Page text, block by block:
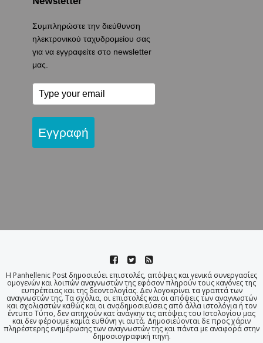
Συμπληρώστε την διεύθυνση
ηλεκτρονικού ταχυδρομείου σας
για να εγγραφείτε στο newsletter
μας.
Εγγραφή
Η Panhellenic Post δημοσιεύει επιστολές, απόψεις και γενικά συνεργασίες
ομογενών και λοιπών αναγνωστών της εφόσον πληρούν τους κανόνες της
ευπρέπειας και της δεοντολογίας. Δεν λογοκρίνει τα γραπτά των
αναγνωστών της. Τα σχόλια, οι επιστολές και οι απόψεις των αναγνωστών
και σχολιαστών καθώς και οι αναδημοσιεύσεις από άλλα ιστολόγια ή τον
έντυπο Τύπο, δεν απηχούν κατ΄ ανάγκην τις απόψεις του Ιστολογίου μας
και δεν φέρουμε καμία ευθύνη γι αυτά. Δημοσιεύονται δε προς χάριν
πληρέστερης ενημέρωσης των αναγνωστών της και πάντα με αναφορά στην
δημοσιογραφική πηγή.